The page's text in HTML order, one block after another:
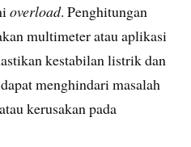
overload. Penghitungan
multimeter atau aplikasi
kestabilan listrik dan
menghindari masalah
kerusakan pada